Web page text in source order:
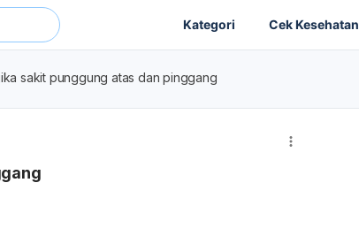
Kategori Cek Kesehatan
sakit punggung atas dan pinggang